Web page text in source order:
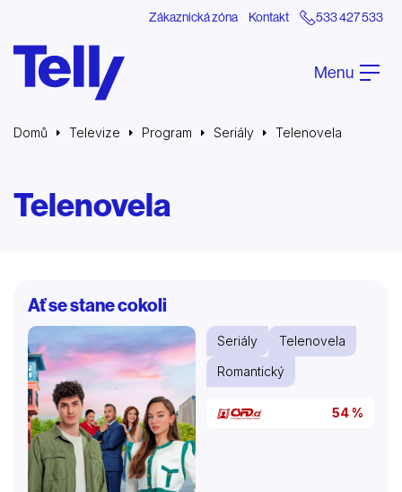
Zákaznická zóna Kontakt 533 427 533
Menu
Domů Televize Program Seriály Telenovela
Telenovela
Ať se stane cokoli
Seriály
Telenovela
Romantický
54 %